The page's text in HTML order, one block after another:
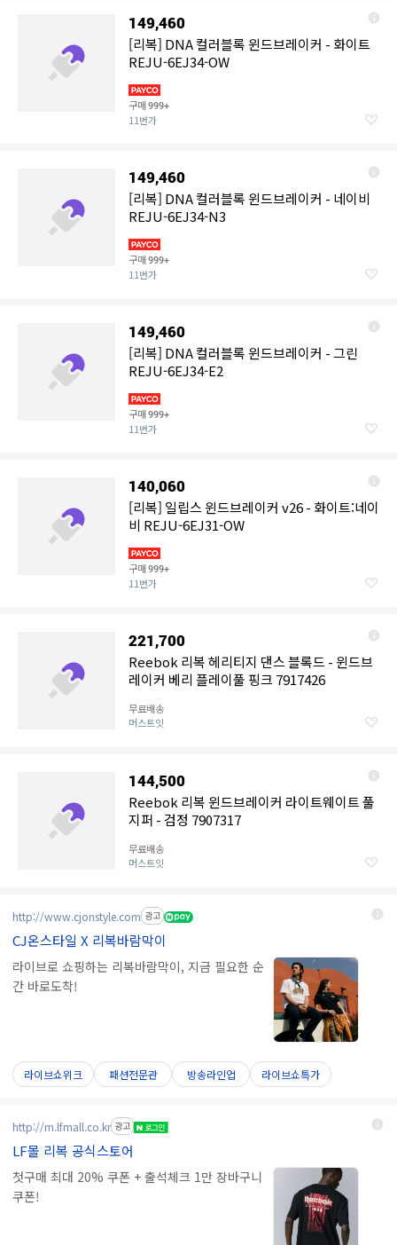
149,460
[리복] DNA 컬러블록 윈드브레이커 - 화이트
REJU-6EJ34-OW
구매999+
11번가
149,460
[리복] DNA 컬러블록 윈드브레이커 - 네이비
REJU-6EJ34-N3
구매999+
11번가
149,460
[리복] DNA 컬러블록 윈드브레이커 - 그린
REJU-6EJ34-E2
구매999+
11번가
140,060
[리복] 일립스 윈드브레이커 v26 - 화이트:네이
비 REJU-6EJ31-OW
구매999+
11번가
221,700
Reebok 리복 헤리티지 댄스 블록드 - 윈드브
레이커 베리 플레이풀 핑크 7917426
무료배송
머스트잇
144,500
Reebok 리복 윈드브레이커 라이트웨이트 풀
지퍼 - 검정 7907317
무료배송
머스트잇
http://www.cjonstyle.com 광고
CJ온스타일 X 리복바람막이
라이브로 쇼핑하는 리복바람막이, 지금 필요한 순
간 바로도착!
라이브쇼위크 패션전문관 방송라인업 라이브쇼특가
http://m.lfmall.co.kr 광고
LF몰 리복 공식스토어
첫구매 최대 20% 쿠폰 + 출석체크 1만 장바구니
쿠폰!